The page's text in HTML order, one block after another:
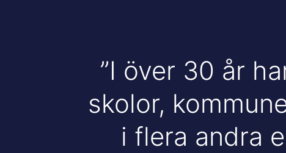
I över 30 år
skolor,
i flera andra